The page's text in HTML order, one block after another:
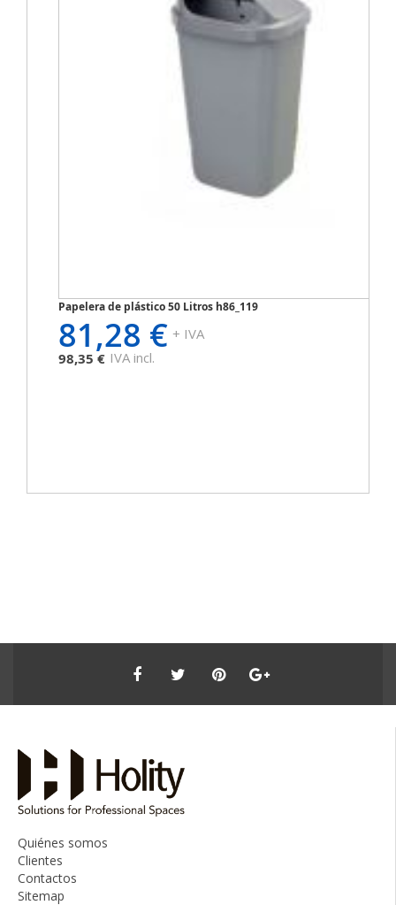
Papelera de plástico 50 Litros h86_119
81,28 € + IVA
98,35 € IVA incl.
Quiénes somos
Clientes
Contactos
Sitemap